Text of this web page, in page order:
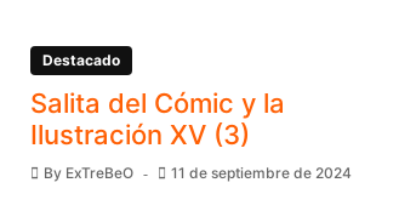
Destacado
Salita del Cómic y la
Ilustración XV (3)
By ExTreBeO 11 de septiembre de 2024